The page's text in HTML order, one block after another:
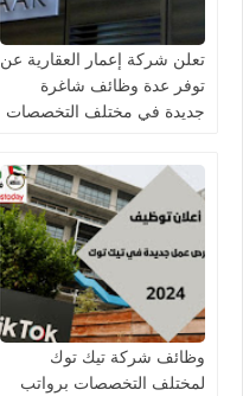
تعلن شركة إعمار العقارية عن
توفر عدة وظائف شاغرة
جديدة في مختلف التخصصات
وظائف شركة تيك توك
لمختلف التخصصات برواتب